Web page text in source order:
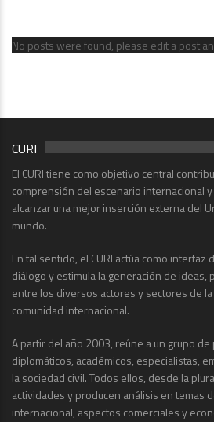
No posts were found, please edit a post
CURI
El CURI tiene como objetivo central
comprensión del escenario internacional
alcanzar una mejor inserción externa del
mundo.
En tal sentido, el CURI actúa como
diálogo y estimula la generación de ideas,
entre los diversos actores y sectores de
comunidad internacional.
A partir del año 2003, reúne a un grupo
diplomáticos, académicos, especialistas,
la sociedad civil. Todos ellos, desde la
actividades y producen análisis en temas
internacional, aspectos comerciales y